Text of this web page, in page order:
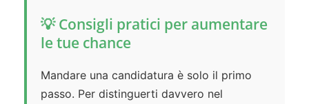
💡 Consigli pratici per aumentare
le tue chance
Mandare una candidatura è solo il primo
passo. Per distinguerti davvero nel